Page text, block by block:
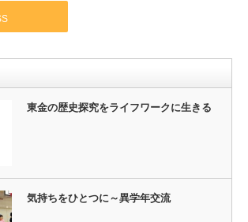
東金の歴史探究をライフワークに生きる
気持ちをひとつに～異学年交流